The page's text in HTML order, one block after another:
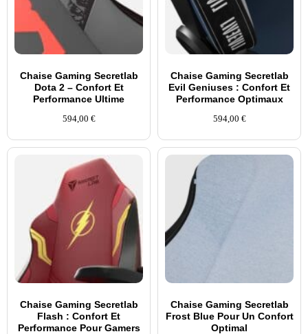
Chaise Gaming Secretlab
Dota 2 – Confort Et
Performance Ultime
594,00 €
Chaise Gaming Secretlab
Evil Geniuses : Confort Et
Performance Optimaux
594,00 €
Chaise Gaming Secretlab
Flash : Confort Et
Performance Pour Gamers
Chaise Gaming Secretlab
Frost Blue Pour Un Confort
Optimal